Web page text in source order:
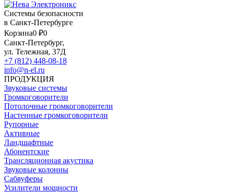
Системы безопасности
в Санкт-Петербурге
Корзина0 ₽0
Санкт-Петербург,
ул. Тележная, 37Д
+7 (812) 448-08-18
info@n-el.ru
ПРОДУКЦИЯ
Звуковые системы
Громкоговорители
Потолочные громкоговорители
Настенные громкоговорители
Рупорные
Активные
Ландшафтные
Абонентские
Трансляционная акустика
Звуковые колонны
Сабвуферы
Усилители мощности